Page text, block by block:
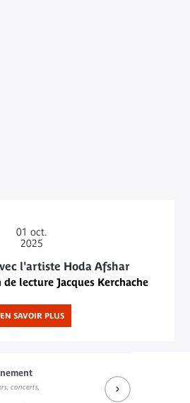
01 oct.
2025
l'artiste Hoda Afshar
de lecture Jacques Kerchache
EN SAVOIR PLUS
concerts,